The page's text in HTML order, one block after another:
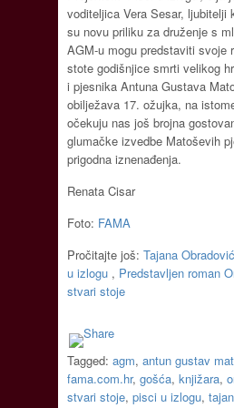
voditeljica Vera Sesar, ljubitelji
su novu priliku za druženje s
AGM-u mogu predstaviti svoje
stote godišnjice smrti velikog
i pjesnika Antuna Gustava
obilježava 17. ožujka, na
očekuju nas još brojna
glumačke izvedbe Matoševih
prigodna iznenađenja.
Renata Cisar
Foto: FAMA
Pročitajte još: Tajana
u izlogu , Predstavljen roman
stvari stoje
Tagged: agm, antun gustav
fama.com.hr, gošća, knjižara,
stvari stoje, pisci u izlogu,